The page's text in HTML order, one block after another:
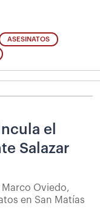
ASESINATOS
el
Salazar
Marco Oviedo,
en San Matías